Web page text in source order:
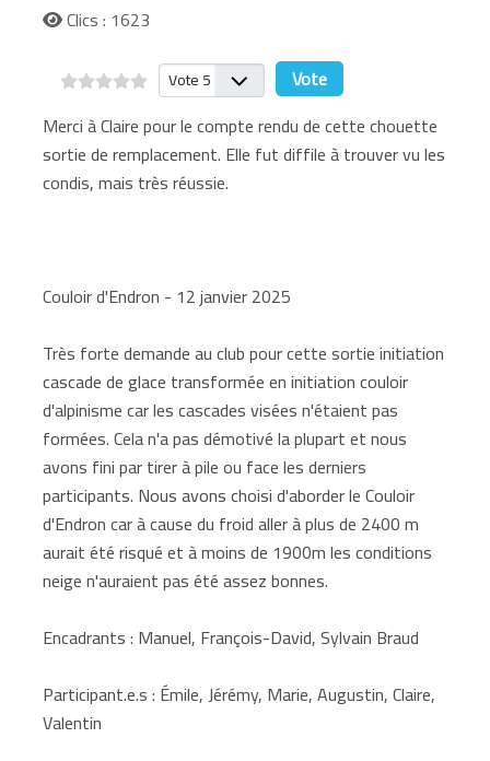
Clics : 1623
Veuillez voter
Merci à Claire pour le compte rendu de cette chouette
sortie de remplacement. Elle fut diffile à trouver vu les
condis, mais très réussie.
Couloir d'Endron - 12 janvier 2025
Très forte demande au club pour cette sortie initiation
cascade de glace transformée en initiation couloir
d'alpinisme car les cascades visées n'étaient pas
formées. Cela n'a pas démotivé la plupart et nous
avons fini par tirer à pile ou face les derniers
participants. Nous avons choisi d'aborder le Couloir
d'Endron car à cause du froid aller à plus de 2400 m
aurait été risqué et à moins de 1900m les conditions
neige n'auraient pas été assez bonnes.
Encadrants : Manuel, François-David, Sylvain Braud
Participant.e.s : Émile, Jérémy, Marie, Augustin, Claire,
Valentin